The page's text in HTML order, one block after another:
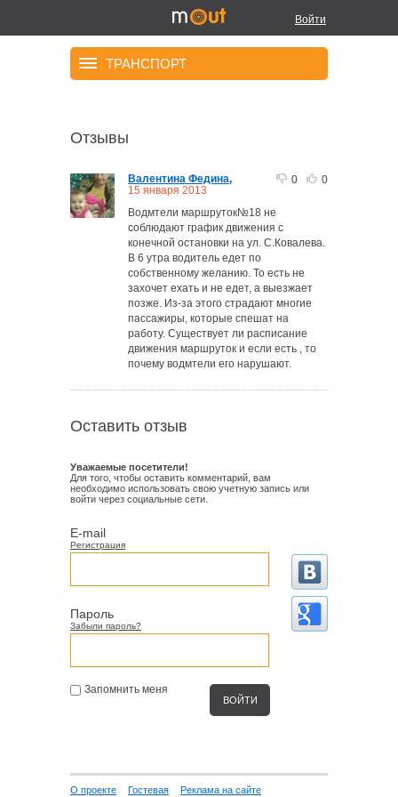
Войти
ТРАНСПОРТ
Отзывы
0 0
Валентина Федина,
15 января 2013
Водмтели маршруток№18 не
соблюдают график движения с
конечной остановки на ул. С.Ковалева.
В 6 утра водитель едет по
собственному желанию. То есть не
захочет ехать и не едет, а выезжает
позже. Из-за этого страдают многие
пассажиры, которые спешат на
работу. Существует ли расписание
движения маршруток и если есть , то
почему водмтели его нарушают.
Оставить отзыв
Уважаемые посетители!
Для того, чтобы оставить комментарий, вам
необходимо использовать свою учетную запись или
войти через социальные сети.
E-mail
Регистрация
Пароль
Забыли пароль?
Запомнить меня
О проекте Гостевая Реклама на сайте